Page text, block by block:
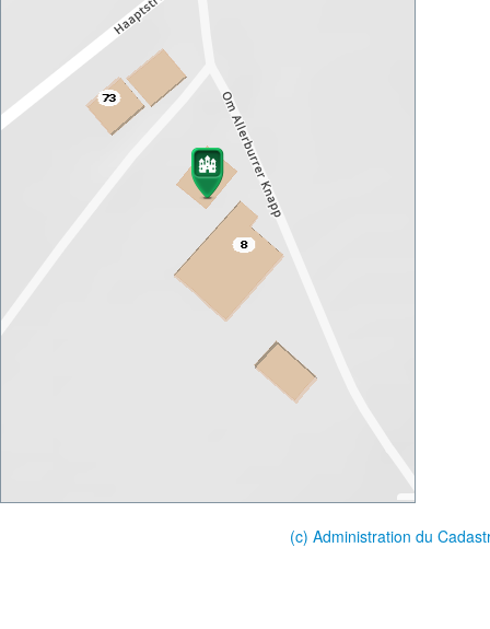
(c) Administration du